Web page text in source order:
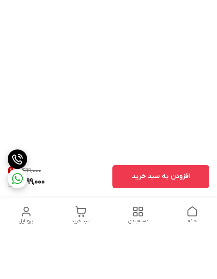
۱٬۴۹۹٬۰۰۰ 6%
1,399,000
افزودن به سبد خرید
پروفایل سبد خرید دسته‌بندی خانه